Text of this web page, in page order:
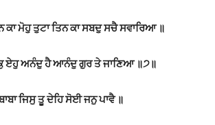
ਕਾ ਮੋਹੁ ਤੁਟਾ ਤਿਨ ਕਾ ਸਬਦੁ ਸਚੈ ਸਵਾਰਿਆ ॥
ਏਹੁ ਅਨੰਦੁ ਹੈ ਆਨੰਦੁ ਗੁਰ ਤੇ ਜਾਣਿਆ ॥੭॥
ਜਿਸੁ ਤੂ ਦੇਹਿ ਸੋਈ ਜਨੁ ਪਾਵੈ ॥